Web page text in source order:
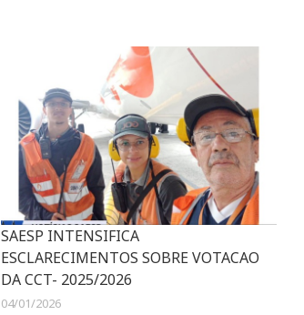
SAESP INTENSIFICA
ESCLARECIMENTOS SOBRE VOTACAO
DA CCT- 2025/2026
04/01/2026